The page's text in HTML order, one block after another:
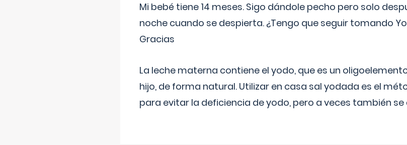
Mi bebé tiene 14 meses. Sigo dándole pecho pero solo
noche cuando se despierta. ¿Tengo que seguir tomando
Gracias
La leche materna contiene el yodo, que es un
hijo, de forma natural. Utilizar en casa sal yodada es el
para evitar la deficiencia de yodo, pero a veces también se